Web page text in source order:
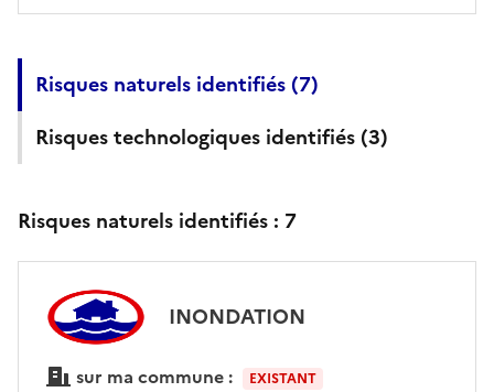
Risques naturels identifiés (7)
Risques technologiques identifiés (3)
Risques naturels identifiés : 7
INONDATION
sur ma commune : EXISTANT